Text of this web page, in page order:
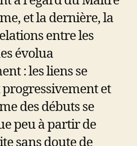
et la dernière, la
entre les
évolua
: les liens se
et
des débuts se
peu à partir de
sans doute de